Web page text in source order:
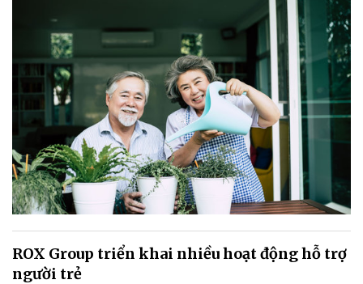
ROX Group triển khai nhiều hoạt động hỗ trợ
người trẻ